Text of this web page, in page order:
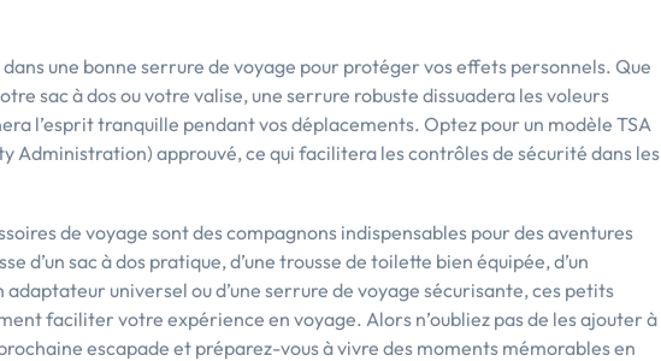
une bonne serrure de voyage pour protéger vos effets personnels. Que
sac à dos ou votre valise, une serrure robuste dissuadera les voleurs
l’esprit tranquille pendant vos déplacements. Optez pour un modèle TSA
Administration) approuvé, ce qui facilitera les contrôles de sécurité dans les
de voyage sont des compagnons indispensables pour des aventures
d’un sac à dos pratique, d’une trousse de toilette bien équipée, d’un
adaptateur universel ou d’une serrure de voyage sécurisante, ces petits
faciliter votre expérience en voyage. Alors n’oubliez pas de les ajouter à
escapade et préparez-vous à vivre des moments mémorables en